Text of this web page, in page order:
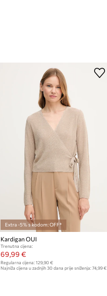
Extra -5% s kodom: OFF*
Kardigan OUI
Trenutna cijena:
69,99 €
Regularna cijena:129,90 €
Najniža cijena u zadnjih 30 dana prije sniženja:74,99 €